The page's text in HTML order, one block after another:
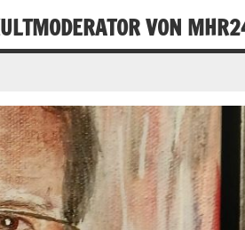
VON